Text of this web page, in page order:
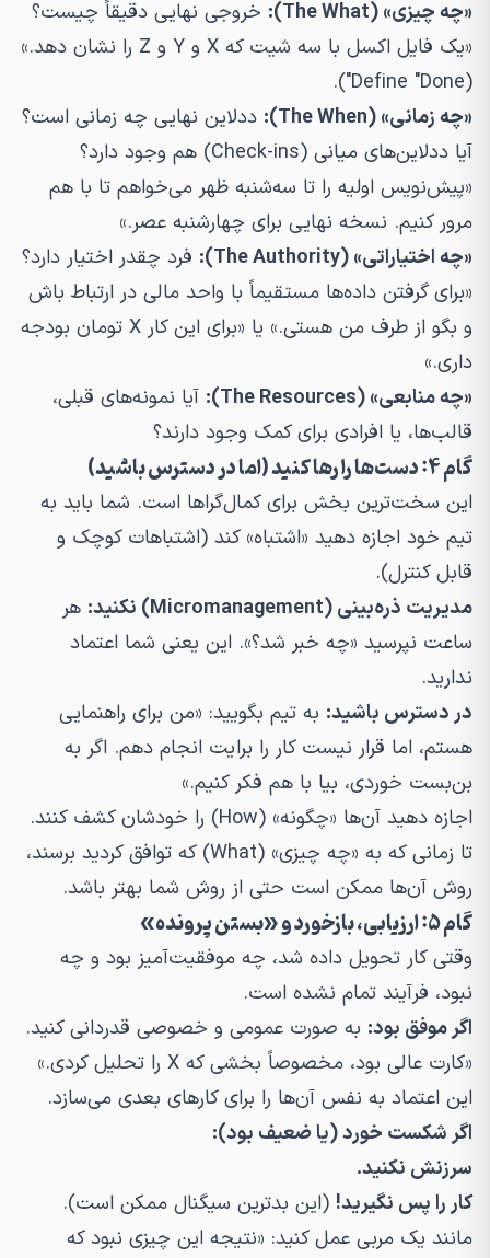
«چه چیزی» (The What):
خروجی نهایی دقیقاً چیست؟
«یک فایل اکسل با سه شیت که X و Y و Z را نشان دهد.»
(Define "Done").
«چه زمانی» (The When):
ددلاین نهایی چه زمانی است؟
آیا ددلاین‌های میانی (Check-ins) هم وجود دارد؟
«پیش‌نویس اولیه را تا سه‌شنبه ظهر می‌خواهم تا با هم
مرور کنیم. نسخه نهایی برای چهارشنبه عصر.»
«چه اختیاراتی» (The Authority):
فرد چقدر اختیار دارد؟
«برای گرفتن داده‌ها مستقیماً با واحد مالی در ارتباط باش
و بگو از طرف من هستی.» یا «برای این کار X تومان بودجه
داری.»
«چه منابعی» (The Resources):
آیا نمونه‌های قبلی،
قالب‌ها، یا افرادی برای کمک وجود دارند؟
گام ۴: دست‌ها را رها کنید (اما در دسترس باشید)
این سخت‌ترین بخش برای کمال‌گراها است. شما باید به
تیم خود اجازه دهید «اشتباه» کند (اشتباهات کوچک و
قابل کنترل).
مدیریت ذره‌بینی (Micromanagement) نکنید:
هر
ساعت نپرسید «چه خبر شد؟». این یعنی شما اعتماد
ندارید.
در دسترس باشید: به تیم بگویید: «من برای راهنمایی
هستم، اما قرار نیست کار را برایت انجام دهم. اگر به
بن‌بست خوردی، بیا با هم فکر کنیم.»
اجازه دهید آن‌ها «چگونه» (How) را خودشان کشف کنند.
تا زمانی که به «چه چیزی» (What) که توافق کردید برسند،
روش آن‌ها ممکن است حتی از روش شما بهتر باشد.
گام ۵: ارزیابی، بازخورد و «بستن پرونده»
وقتی کار تحویل داده شد، چه موفقیت‌آمیز بود و چه
نبود، فرآیند تمام نشده است.
اگر موفق بود: به صورت عمومی و خصوصی قدردانی کنید.
«کارت عالی بود، مخصوصاً بخشی که X را تحلیل کردی.»
این اعتماد به نفس آن‌ها را برای کارهای بعدی می‌سازد.
اگر شکست خورد (یا ضعیف بود):
سرزنش نکنید.
کار را پس نگیرید! (این بدترین سیگنال ممکن است).
مانند یک مربی عمل کنید: «نتیجه این چیزی نبود که